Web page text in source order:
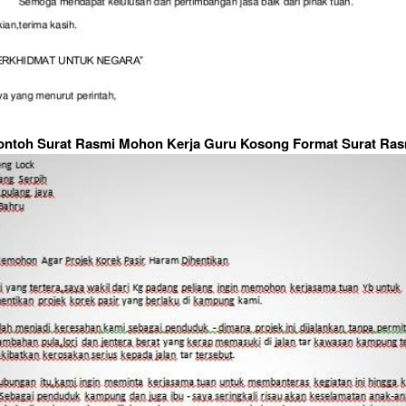
Surat Rasmi Mohon Kerja Guru Kosong Format Surat